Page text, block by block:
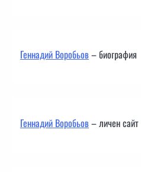
Геннадий Воробьов– биография
Геннадий Воробьов– личен сайт